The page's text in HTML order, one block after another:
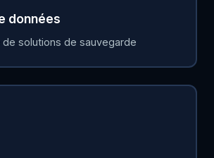
données
de solutions de sauvegarde